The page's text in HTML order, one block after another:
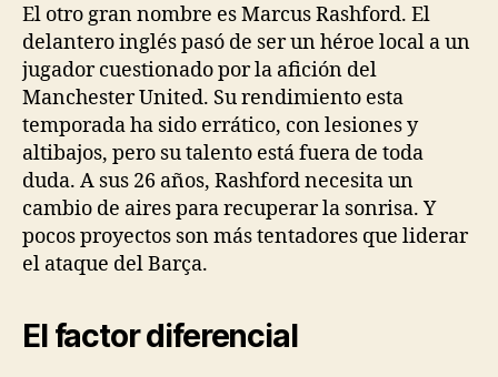
El otro gran nombre es Marcus Rashford. El
delantero inglés pasó de ser un héroe local a un
jugador cuestionado por la afición del
Manchester United. Su rendimiento esta
temporada ha sido errático, con lesiones y
altibajos, pero su talento está fuera de toda
duda. A sus 26 años, Rashford necesita un
cambio de aires para recuperar la sonrisa. Y
pocos proyectos son más tentadores que liderar
el ataque del Barça.
El factor diferencial